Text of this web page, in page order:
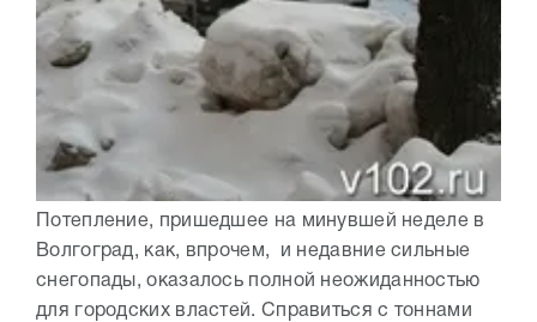
Потепление, пришедшее на минувшей неделе в
Волгоград, как, впрочем, и недавние сильные
снегопады, оказалось полной неожиданностью
для городских властей. Справиться с тоннами